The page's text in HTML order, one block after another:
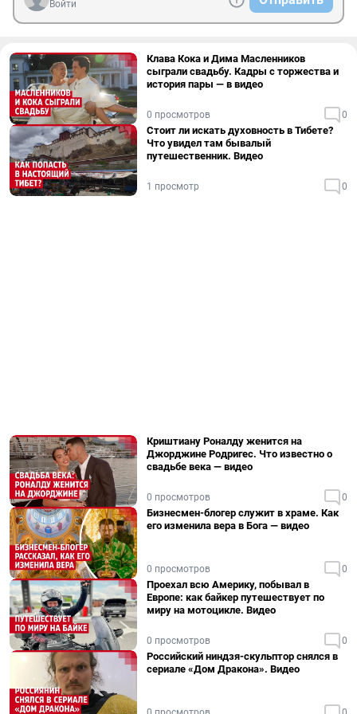
Войти
Клава Кока и Дима Масленников
сыграли свадьбу. Кадры с торжества и
история пары — в видео
0 просмотров 0
Стоит ли искать духовность в Тибете?
Что увидел там бывалый
путешественник. Видео
1 просмотр 0
Криштиану Роналду женится на
Джорджине Родригес. Что известно о
свадьбе века — видео
0 просмотров 0
Бизнесмен-блогер служит в храме. Как
его изменила вера в Бога — видео
0 просмотров 0
Проехал всю Америку, побывал в
Европе: как байкер путешествует по
миру на мотоцикле. Видео
0 просмотров 0
Российский ниндзя-скульптор снялся в
сериале «Дом Дракона». Видео